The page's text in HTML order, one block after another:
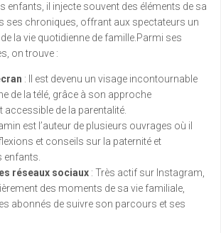
enfants, il injecte souvent des éléments de sa
ses chroniques, offrant aux spectateurs un
la vie quotidienne de famille.Parmi ses
on trouve :
: Il est devenu un visage incontournable
de la télé, grâce à son approche
accessible de la parentalité.
est l’auteur de plusieurs ouvrages où il
et conseils sur la paternité et
enfants.
réseaux sociaux : Très actif sur Instagram,
des moments de sa vie familiale,
abonnés de suivre son parcours et ses